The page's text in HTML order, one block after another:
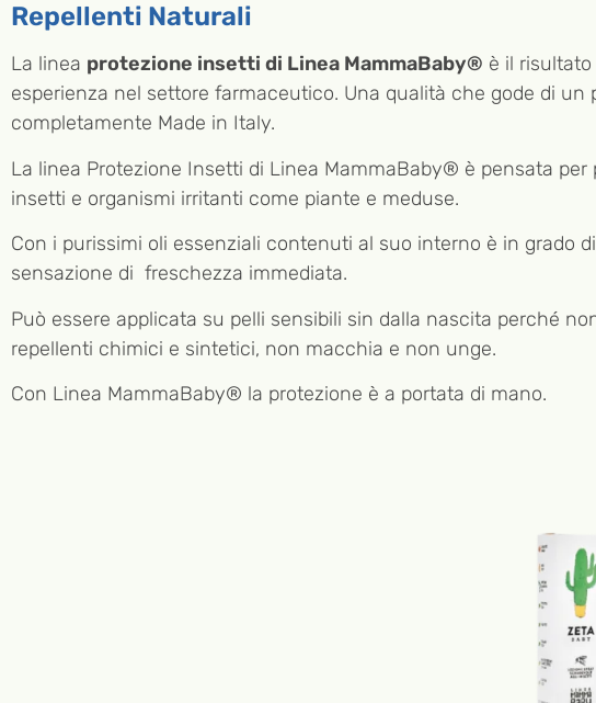
Repellenti Naturali
La linea protezione insetti di Linea MammaBaby® è il
esperienza nel settore farmaceutico. Una qualità che gode di un
completamente Made in Italy.
La linea Protezione Insetti di Linea MammaBaby® è pensata per
insetti e organismi irritanti come piante e meduse.
Con i purissimi oli essenziali contenuti al suo interno è in grado
sensazione di freschezza immediata.
Può essere applicata su pelli sensibili sin dalla nascita perché
repellenti chimici e sintetici, non macchia e non unge.
Con Linea MammaBaby® la protezione è a portata di mano.